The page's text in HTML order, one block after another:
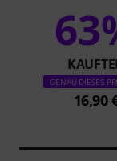
GENAU DIESES
16,90